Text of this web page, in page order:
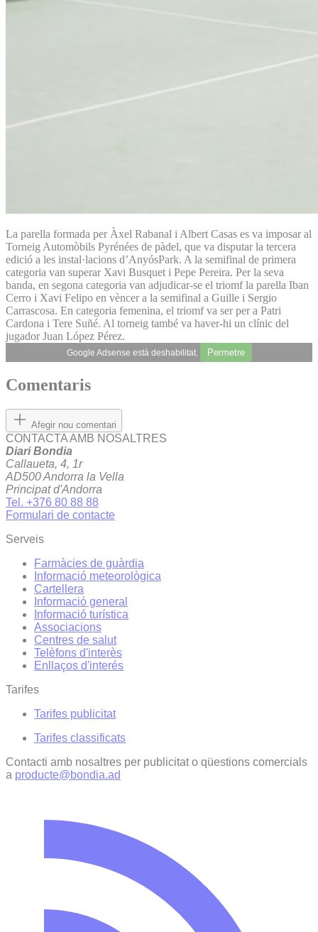
La parella formada per Àxel Rabanal i Albert Casas es va imposar al
Torneig Automòbils Pyrénées de pàdel, que va disputar la tercera
edició a les instal·lacions d’AnyósPark. A la semifinal de primera
categoria van superar Xavi Busquet i Pepe Pereira. Per la seva
banda, en segona categoria van adjudicar-se el triomf la parella Iban
Cerro i Xavi Felipo en vèncer a la semifinal a Guille i Sergio
Carrascosa. En categoria femenina, el triomf va ser per a Patri
Cardona i Tere Suñé. Al torneig també va haver-hi un clínic del
jugador Juan López Pérez.
Google Adsense està deshabilitat. Permetre
Comentaris
Afegir nou comentari
CONTACTA AMB NOSALTRES
Diari Bondia
Callaueta, 4, 1r
AD500 Andorra la Vella
Principat d'Andorra
Tel. +376 80 88 88
Formulari de contacte
Serveis
Farmàcies de guàrdia
Informació meteorològica
Cartellera
Informació general
Informació turística
Associacions
Centres de salut
Telèfons d'interès
Enllaços d'interés
Tarifes
Tarifes publicitat
Tarifes classificats
Contacti amb nosaltres per publicitat o qüestions comercials
a producte@bondia.ad